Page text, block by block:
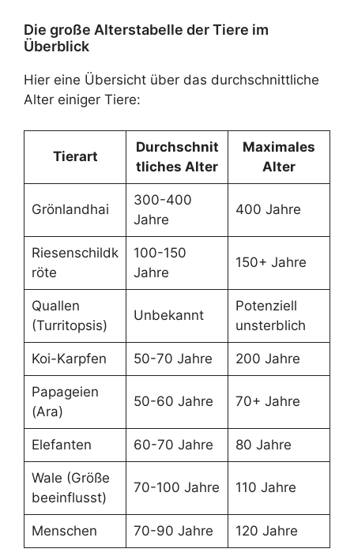
Die große Alterstabelle der Tiere im
Überblick
Hier eine Übersicht über das durchschnittliche
Alter einiger Tiere:
Tierart
Durchschnit
tliches Alter
Maximales
Alter
Grönlandhai
300-400
Jahre
400 Jahre
Riesenschildk
röte
100-150
Jahre
150+ Jahre
Quallen
(Turritopsis)
Unbekannt
Potenziell
unsterblich
Koi-Karpfen 50-70 Jahre 200 Jahre
Papageien
(Ara)
50-60 Jahre 70+ Jahre
Elefanten 60-70 Jahre 80 Jahre
Wale (Größe
beeinflusst)
70-100 Jahre 110 Jahre
Menschen 70-90 Jahre 120 Jahre